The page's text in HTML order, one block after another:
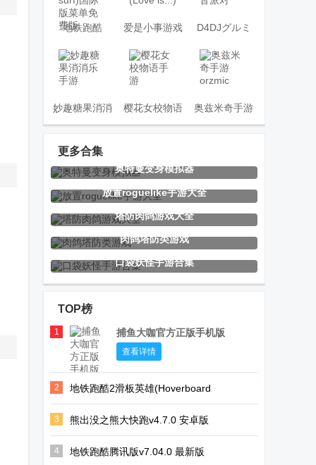
地铁跑酷
(subway surf)
国际版菜单免
爱是小事游戏
(Love is...)
D4DJグルミ
ク电音派对
妙趣糖果消消
乐手游
樱花女校物语
手游
奥兹米奇手游
orzmic
擦干净抖音小
选技生存大乱
Car Tuning汽
奥特曼胜利火
塔冲击超越之
钥
魔法森林大作
梦幻驯龙记
雷霆大战最新
版
生存模组游戏
口袋妖怪珍珠
安卓直装版
在线游戏中文
更多合集
奥特曼变身模拟器
放置roguelike手游大全
塔防肉鸽游戏大全
肉鸽塔防类游戏
口袋妖怪手游合集
TOP榜
1 捕鱼大咖官方正版手机版
查看详情
2
地铁跑酷2滑板英雄(Hoverboard
Heroes)v1.12.0 国际版
3 熊出没之熊大快跑v4.7.0 安卓版
4 地铁跑酷腾讯版v7.04.0 最新版